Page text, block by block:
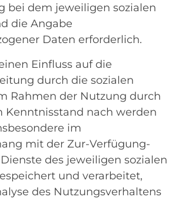
bei dem jeweiligen sozialen
die Angabe
Daten erforderlich.
Einfluss auf die
durch die sozialen
Rahmen der Nutzung durch
Kenntnisstand nach werden
im
mit der Zur-Verfügung-
des jeweiligen sozialen
und verarbeitet,
des Nutzungsverhaltens